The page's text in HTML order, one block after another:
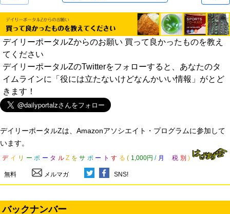
デイリーポータルZからのお願い 買って良かったものを教え
てください
デイリーポータルZのTwitterをフォローすると、あなたのタ
イムラインに「役には立たないけどなんかいい情報」がとど
きます！
デイリーポータルZは、Amazonアソシエイト・プログラムに参加して
います。
デ イ リ ー ポ ー タ ル Z を サ ポ ー ト す る ( 1,000円 / 月 税 別 )
無料 メルマガ SNS!
バックナンバー